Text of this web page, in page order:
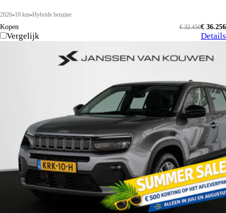
2026 10 km Hybride benzine
Kopen € 36.256
€ 32.450
Vergelijk Details